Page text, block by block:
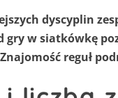
dyscyplin
gry w siatkówkę
reguł